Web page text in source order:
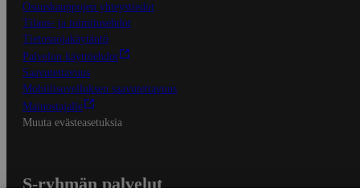
Osuuskauppojen yhteystiedot
Tilaus- ja toimitusehdot
Tietosuojakäytäntö
Palvelun käyttöehdot
Saavutettavuus
Mobiilisovelluksen saavutettavuus
Mainostajalle
Muuta evästeasetuksia
S-ryhmän palvelut